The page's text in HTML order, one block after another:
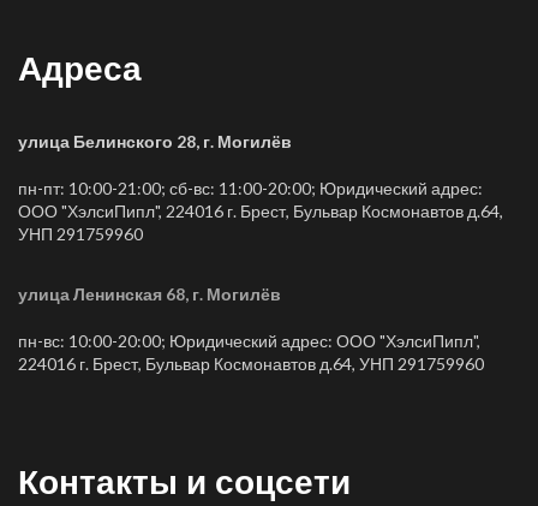
Адреса
улица Белинского 28, г. Могилёв
пн-пт: 10:00-21:00; сб-вс: 11:00-20:00; Юридический адрес:
ООО "ХэлсиПипл", 224016 г. Брест, Бульвар Космонавтов д.64,
УНП 291759960
улица Ленинская 68, г. Могилёв
пн-вс: 10:00-20:00; Юридический адрес: ООО "ХэлсиПипл",
224016 г. Брест, Бульвар Космонавтов д.64, УНП 291759960
Контакты и соцсети